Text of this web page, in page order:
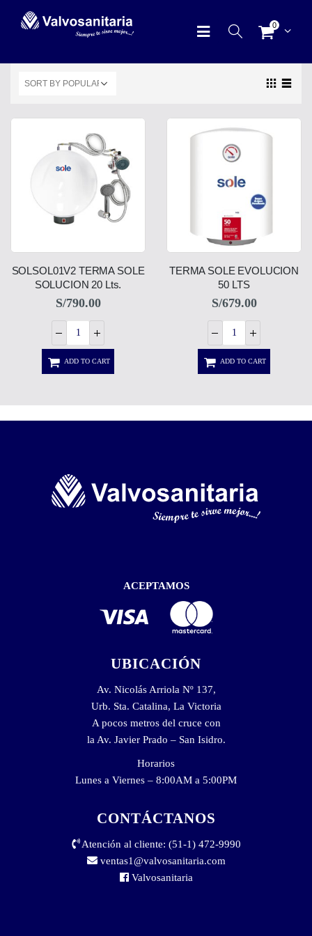
0
SOLSOL01V2 TERMA SOLE
SOLUCION 20 Lts.
S/790.00
ADD TO CART
TERMA SOLE EVOLUCION
50 LTS
S/679.00
ADD TO CART
ACEPTAMOS
UBICACIÓN
Av. Nicolás Arriola Nº 137,
Urb. Sta. Catalina, La Victoria
A pocos metros del cruce con
la Av. Javier Prado – San Isidro.
Horarios
Lunes a Viernes – 8:00AM a 5:00PM
CONTÁCTANOS
Atención al cliente: (51-1) 472-9990
ventas1@valvosanitaria.com
Valvosanitaria